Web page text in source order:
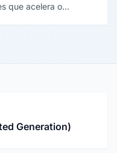
que acelera o
Generation)